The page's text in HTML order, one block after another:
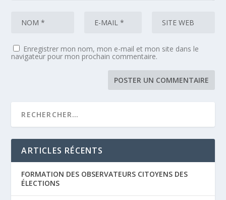
Enregistrer mon nom, mon e-mail et mon site dans le
navigateur pour mon prochain commentaire.
ARTICLES RÉCENTS
FORMATION DES OBSERVATEURS CITOYENS DES
ÉLECTIONS